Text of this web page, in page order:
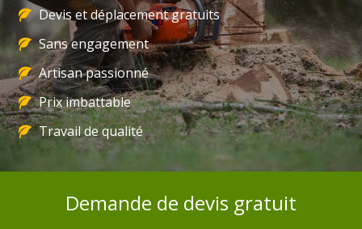
Devis et déplacement gratuits
Sans engagement
Artisan passionné
Prix imbattable
Travail de qualité
Demande de devis gratuit